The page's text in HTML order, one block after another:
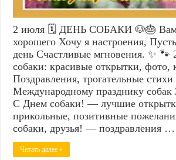
2 июля 🗓️ ДЕНЬ СОБАКИ 🐶🎂 Вам
хорошего Хочу я настроения,
день Счастливые мгновения. ✨ 🐾
собаки: красивые открытки, фото,
Поздравления, трогательные
Международному празднику
С Днем собаки! — лучшие
прикольные, позитивные
собаки, друзья! — поздравления …
Читать далее »